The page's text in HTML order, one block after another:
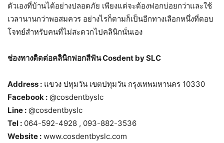
ตัวเองที่บ้านได้อย่างปลอดภัย เพียงแต่จะต้องฟอกบ่อยกว่าและใช้
เวลานานกว่าพอสมควร อย่างไรก็ตามก็เป็นอีกทางเลือกหนึ่งที่ตอบ
โจทย์สำหรับคนที่ไม่สะดวกไปคลินิกนั่นเอง
ช่องทางติดต่อคลินิกฟอกสีฟัน Cosdent by SLC
Address : แขวง ปทุมวัน เขตปทุมวัน กรุงเทพมหานคร 10330
Facebook : @cosdentbyslc
Line : @cosdentbyslc
Tel : 064-592-4928 , 093-882-3536
Website : www.cosdentbyslc.com